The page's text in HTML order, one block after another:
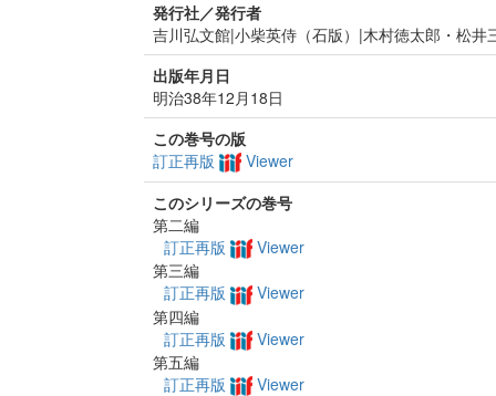
発行社／発行者
吉川弘文館|小柴英侍（石版）|木村徳太郎・松井
出版年月日
明治38年12月18日
この巻号の版
訂正再版
Viewer
このシリーズの巻号
第二編
訂正再版
Viewer
第三編
訂正再版
Viewer
第四編
訂正再版
Viewer
第五編
訂正再版
Viewer